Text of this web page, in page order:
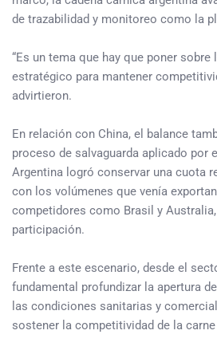
de trazabilidad y monitoreo como la
“Es un tema que hay que poner
estratégico para mantener
advirtieron.
En relación con China, el balance
proceso de salvaguarda aplicado por
Argentina logró conservar una cuota
con los volúmenes que venía
competidores como Brasil y
participación.
Frente a este escenario, desde el
fundamental profundizar la apertura
las condiciones sanitarias y
sostener la competitividad de la